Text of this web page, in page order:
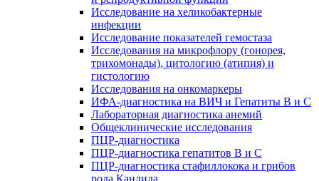
Исследование на хеликобактерные
инфекции
Исследование показателей гемостаза
Исследования на микрофлору (гонорея,
трихомонады), цитологию (атипия) и
гистологию
Исследования на онкомаркеры
ИФА-диагностика на ВИЧ и Гепатиты B и C
Лабораторная диагностика анемий
Общеклинические исследования
ПЦР-диагностика
ПЦР-диагностика гепатитов B и C
ПЦР-диагностика стафиллокока и грибов
рода Кандида